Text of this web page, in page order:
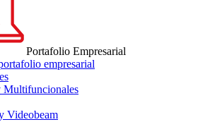
Portafolio Empresarial
empresarial
Multifuncionales
Videobeam